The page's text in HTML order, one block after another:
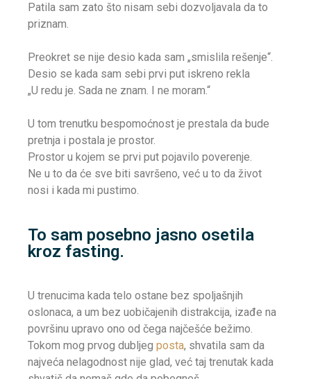
Patila sam zato što nisam sebi dozvoljavala da to
priznam.
Preokret se nije desio kada sam „smislila rešenje“.
Desio se kada sam sebi prvi put iskreno rekla
„U redu je. Sada ne znam. I ne moram.“
U tom trenutku bespomoćnost je prestala da bude
pretnja i postala je prostor.
Prostor u kojem se prvi put pojavilo poverenje.
Ne u to da će sve biti savršeno, već u to da život
nosi i kada mi pustimo.
To sam posebno jasno osetila
kroz fasting.
U trenucima kada telo ostane bez spoljašnjih
oslonaca, a um bez uobičajenih distrakcija, izađe na
površinu upravo ono od čega najčešće bežimo.
Tokom mog prvog dubljeg posta, shvatila sam da
najveća nelagodnost nije glad, već taj trenutak kada